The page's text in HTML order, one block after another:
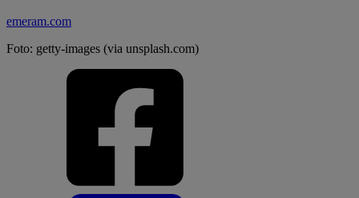
emeram.com
Foto: getty-images (via unsplash.com)